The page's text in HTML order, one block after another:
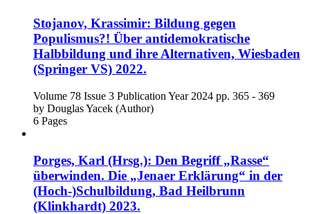
Stojanov, Krassimir: Bildung gegen
Populismus?! Über antidemokratische
Halbbildung und ihre Alternativen, Wiesbaden
(Springer VS) 2022.
Volume 78 Issue 3 Publication Year 2024 pp. 365 - 369
by Douglas Yacek (Author)
6 Pages
Porges, Karl (Hrsg.): Den Begriff „Rasse“
überwinden. Die „Jenaer Erklärung“ in der
(Hoch-)Schulbildung, Bad Heilbrunn
(Klinkhardt) 2023.